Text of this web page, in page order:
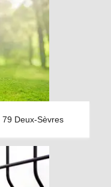
Deux-Sèvres